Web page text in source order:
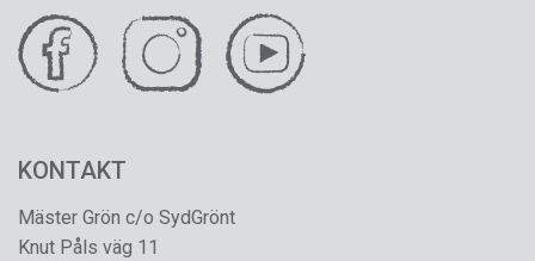
KONTAKT
Mäster Grön c/o SydGrönt
Knut Påls väg 11